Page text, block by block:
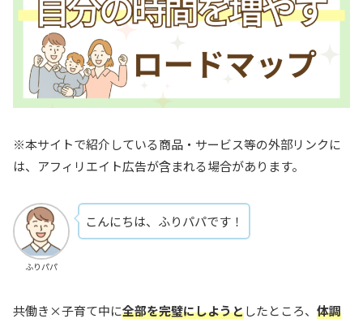
※本サイトで紹介している商品・サービス等の外部リンクに
は、アフィリエイト広告が含まれる場合があります。
ふりパパ
こんにちは、ふりパパです！
共働き×子育て中に全部を完璧にしようとしたところ、 体調